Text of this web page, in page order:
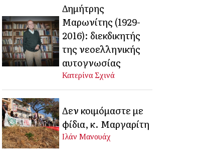
Δημήτρης
Μαρωνίτης (1929-
2016): διεκδικητής
της νεοελληνικής
αυτογνωσίας
Κατερίνα Σχινά
Δεν κοιμόμαστε με
φίδια, κ. Μαργαρίτη
Ιλάν Μανουάχ